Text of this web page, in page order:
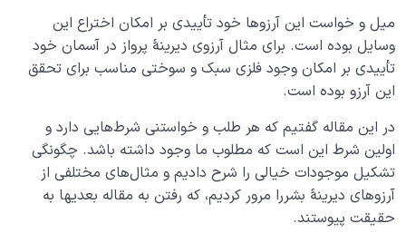
میل و خواست این آرزوها خود تأییدی بر امکان اختراع این
وسایل بوده است. برای مثال آرزوی دیرینۀ پرواز در آسمان خود
تأییدی بر امکان وجود فلزی سبک و سوختی مناسب برای تحقق
این آرزو بوده است.
در این مقاله گفتیم که هر طلب و خواستنی شرط‌هایی دارد و
اولین شرط این است که مطلوب ما وجود داشته باشد. چگونگی
تشکیل موجودات خیالی را شرح دادیم و مثال‌های مختلفی از
آرزوهای دیرینۀ بشررا مرور کردیم، که رفتن به مقاله بعدیها به
حقیقت پیوستند.